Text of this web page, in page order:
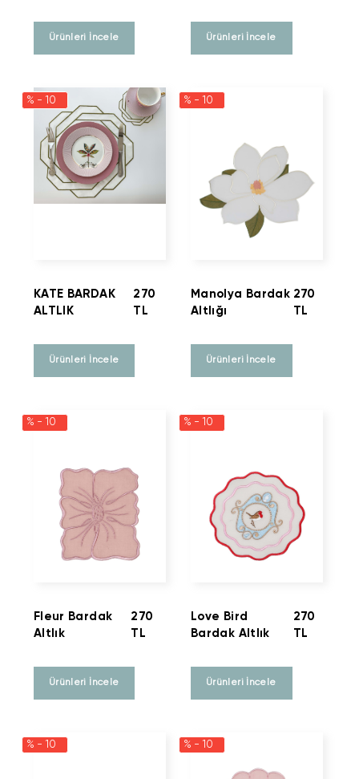
Ürünleri İncele Ürünleri İncele
% - 10
KATE BARDAK
ALTLIK
270
TL
Ürünleri İncele
% - 10
Manolya Bardak
Altlığı
270
TL
Ürünleri İncele
% - 10
Fleur Bardak
Altlık
270
TL
Ürünleri İncele
% - 10
Love Bird
Bardak Altlık
270
TL
Ürünleri İncele
% - 10 % - 10